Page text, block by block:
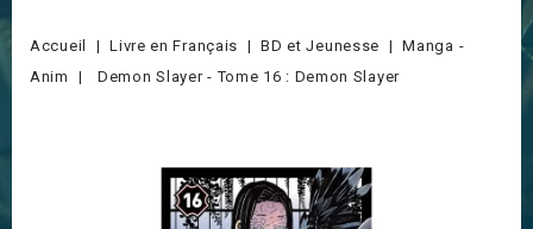
Accueil Livre en Français BD et Jeunesse
Manga -
Anim
Demon Slayer - Tome 16 : Demon Slayer